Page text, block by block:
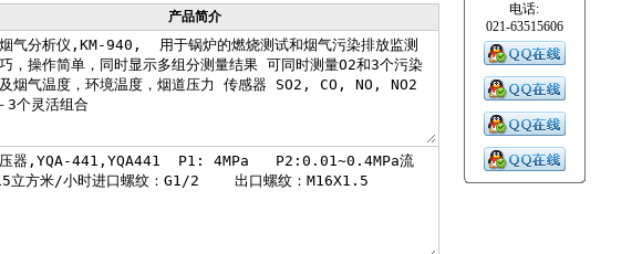
电话:
021-63515606
产品简介